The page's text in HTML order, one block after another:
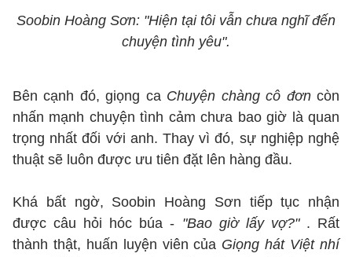
Soobin Hoàng Sơn: "Hiện tại tôi vẫn chưa nghĩ đến
chuyện tình yêu".
Bên cạnh đó, giọng ca Chuyện chàng cô đơncòn
nhấn mạnh chuyện tình cảm chưa bao giờ là quan
trọng nhất đối với anh. Thay vì đó, sự nghiệp nghệ
thuật sẽ luôn được ưu tiên đặt lên hàng đầu.
Khá bất ngờ, Soobin Hoàng Sơn tiếp tục nhận
được câu hỏi hóc búa - "Bao giờ lấy vợ?" . Rất
thành thật, huấn luyện viên của Giọng hát Việt nhí